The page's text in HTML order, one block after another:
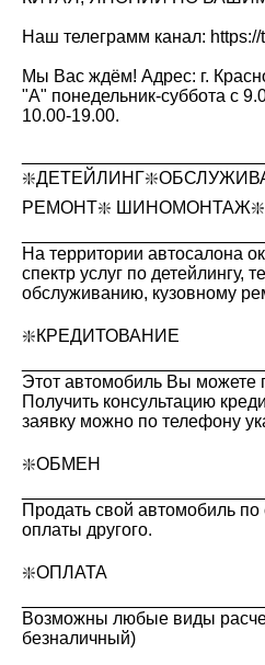
Наш телеграмм канал:
Мы Вас ждём! Адрес: г.
"А" понедельник-суббота с
10.00-19.00.
РЕМОНТ❇️ ШИНОМОНТАЖ❇️
На территории автосалона
спектр услуг по детейлингу,
обслуживанию, кузовному
❇️КРЕДИТОВАНИЕ
Этот автомобиль Вы можете
Получить консультацию
заявку можно по телефону
❇️ОБМЕН
Продать свой автомобиль по
оплаты другого.
❇️ОПЛАТА
Возможны любые виды
безналичный)